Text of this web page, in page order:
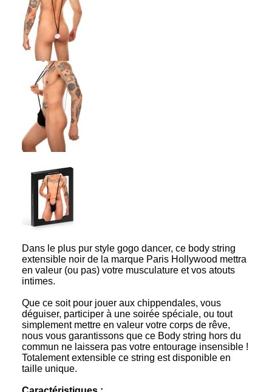
Dans le plus pur style gogo dancer, ce body string
extensible noir de la marque Paris Hollywood mettra
en valeur (ou pas) votre musculature et vos atouts
intimes.
Que ce soit pour jouer aux chippendales, vous
déguiser, participer à une soirée spéciale, ou tout
simplement mettre en valeur votre corps de rêve,
nous vous garantissons que ce Body string hors du
commun ne laissera pas votre entourage insensible !
Totalement extensible ce string est disponible en
taille unique.